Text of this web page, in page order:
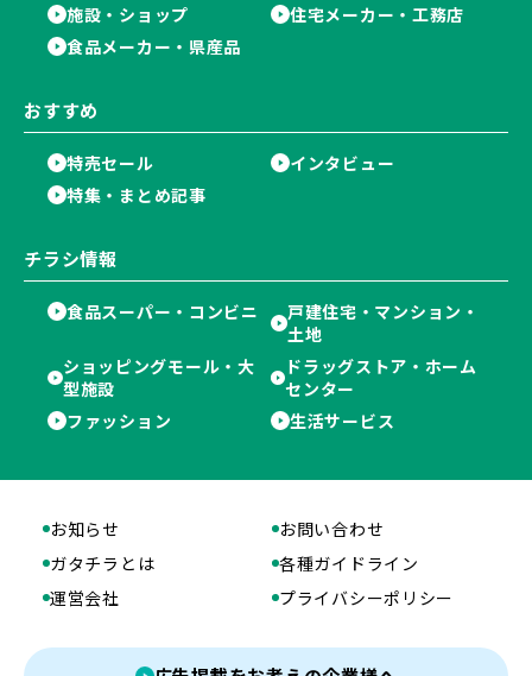
施設・ショップ
住宅メーカー・工務店
食品メーカー・県産品
おすすめ
特売セール
インタビュー
特集・まとめ記事
チラシ情報
食品スーパー・コンビニ
戸建住宅・マンション・
土地
ショッピングモール・大
型施設
ドラッグストア・ホーム
センター
ファッション
生活サービス
お知らせ
お問い合わせ
ガタチラとは
各種ガイドライン
運営会社
プライバシーポリシー